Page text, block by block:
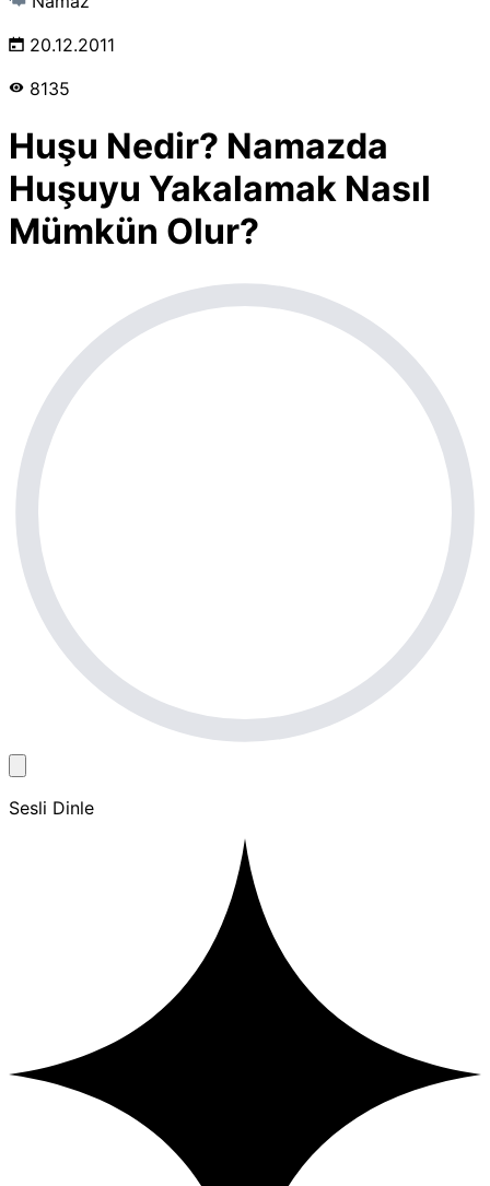
20.12.2011
8135
Huşu Nedir? Namazda
Huşuyu Yakalamak Nasıl
Mümkün Olur?
Sesli Dinle